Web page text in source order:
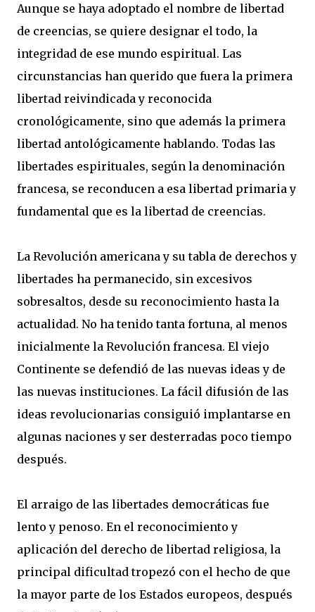
Aunque se haya adoptado el nombre de libertad
de creencias, se quiere designar el todo, la
integridad de ese mundo espiritual. Las
circunstancias han querido que fuera la primera
libertad reivindicada y reconocida
cronológicamente, sino que además la primera
libertad antológicamente hablando. Todas las
libertades espirituales, según la denominación
francesa, se reconducen a esa libertad primaria y
fundamental que es la libertad de creencias.
La Revolución americana y su tabla de derechos y
libertades ha permanecido, sin excesivos
sobresaltos, desde su reconocimiento hasta la
actualidad. No ha tenido tanta fortuna, al menos
inicialmente la Revolución francesa. El viejo
Continente se defendió de las nuevas ideas y de
las nuevas instituciones. La fácil difusión de las
ideas revolucionarias consiguió implantarse en
algunas naciones y ser desterradas poco tiempo
después.
El arraigo de las libertades democráticas fue
lento y penoso. En el reconocimiento y
aplicación del derecho de libertad religiosa, la
principal dificultad tropezó con el hecho de que
la mayor parte de los Estados europeos, después